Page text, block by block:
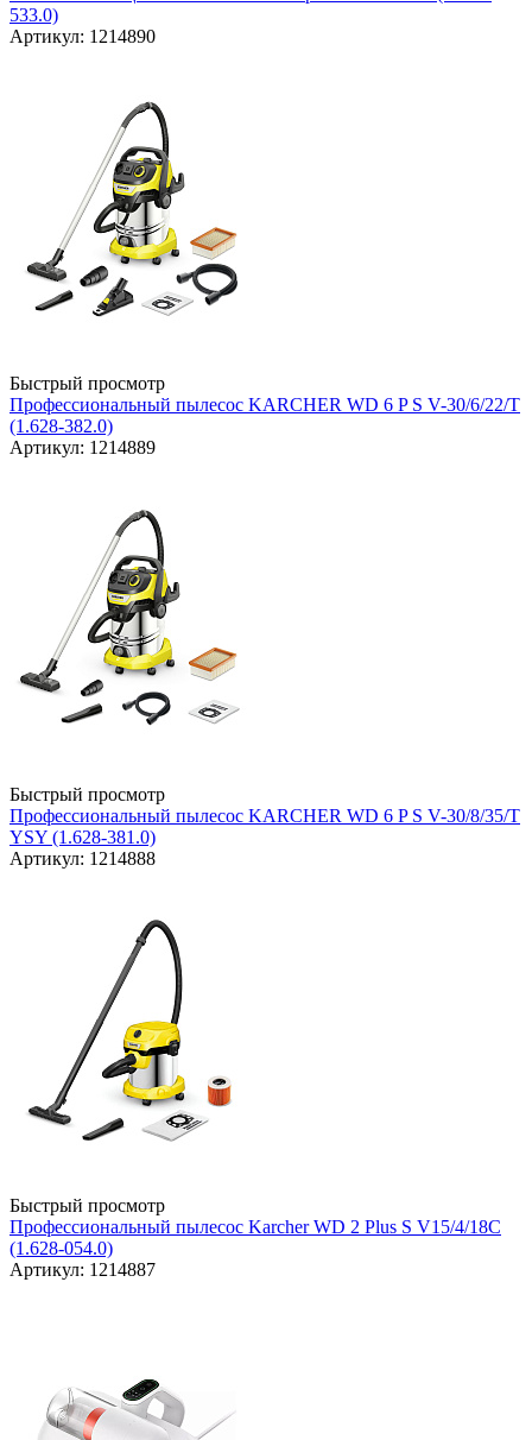
533.0)
Артикул: 1214890
Быстрый просмотр
Профессиональный пылесос KARCHER WD 6 P S V-30/6/22/T
(1.628-382.0)
Артикул: 1214889
Быстрый просмотр
Профессиональный пылесос KARCHER WD 6 P S V-30/8/35/T
YSY (1.628-381.0)
Артикул: 1214888
Быстрый просмотр
Профессиональный пылесос Karcher WD 2 Plus S V15/4/18C
(1.628-054.0)
Артикул: 1214887